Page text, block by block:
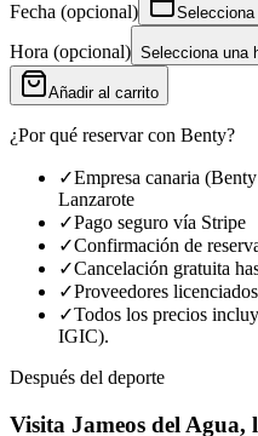
Fecha (opcional)
Hora (opcional) Selecciona una
Añadir al carrito
¿Por qué reservar con Benty?
✓Empresa canaria
Lanzarote
✓Pago seguro vía Stripe
✓Confirmación de
✓Cancelación gratuita
✓Proveedores
✓Todos los precios
IGIC).
Después del deporte
Visita Jameos del